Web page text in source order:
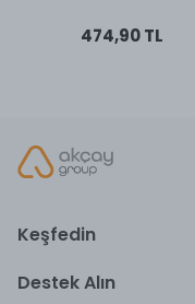
474,90 TL
Keşfedin
Destek Alın